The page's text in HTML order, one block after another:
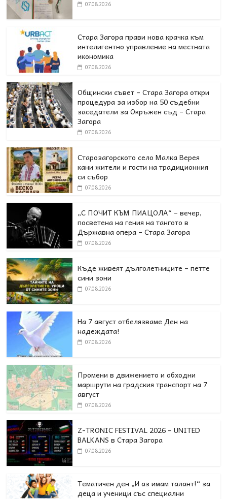
07.08.2026
Стара Загора прави нова крачка към
интелигентно управление на местната
икономика
07.08.2026
Общински съвет – Стара Загора откри
процедура за избор на 50 съдебни
заседатели за Окръжен съд – Стара
Загора
07.08.2026
Старозагорското село Малка Верея
кани жители и гости на традиционния
си събор
07.08.2026
„С ПОЧИТ КЪМ ПИАЦОЛА“ – вечер,
посветена на гения на тангото в
Държавна опера – Стара Загора
07.08.2026
Къде живеят дълголетниците – петте
сини зони
07.08.2026
На 7 август отбелязваме Ден на
надеждата!
07.08.2026
Промени в движението и обходни
маршрути на градския транспорт на 7
август
07.08.2026
Z-TRONIC FESTIVAL 2026 – UNITED
BALKANS в Стара Загора
07.08.2026
Тематичен ден „И аз имам талант!“ за
деца и ученици със специални